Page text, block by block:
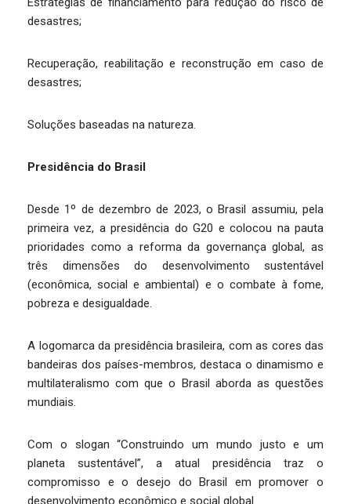
desastres;
Recuperação, reabilitação e reconstrução em caso de
desastres;
Soluções baseadas na natureza.
Presidência do Brasil
Desde 1º de dezembro de 2023, o Brasil assumiu, pela
primeira vez, a presidência do G20 e colocou na pauta
prioridades como a reforma da governança global, as
três dimensões do desenvolvimento sustentável
(econômica, social e ambiental) e o combate à fome,
pobreza e desigualdade.
A logomarca da presidência brasileira, com as cores das
bandeiras dos países-membros, destaca o dinamismo e
multilateralismo com que o Brasil aborda as questões
mundiais.
Com o slogan “Construindo um mundo justo e um
planeta sustentável”, a atual presidência traz o
compromisso e o desejo do Brasil em promover o
desenvolvimento econômico e social global.